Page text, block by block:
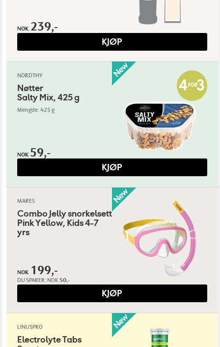
NOK 239,-
KJØP
NORDTHY
Nøtter
Salty Mix, 425 g
Mengde: 425 g
NOK 59,-
KJØP
MARES
Combo Jelly snorkelsett
Pink Yellow, Kids 4-7
yrs
NOK 199,-
DU SPARER: NOK 50,-
KJØP
LINUSPRO
Electrolyte Tabs